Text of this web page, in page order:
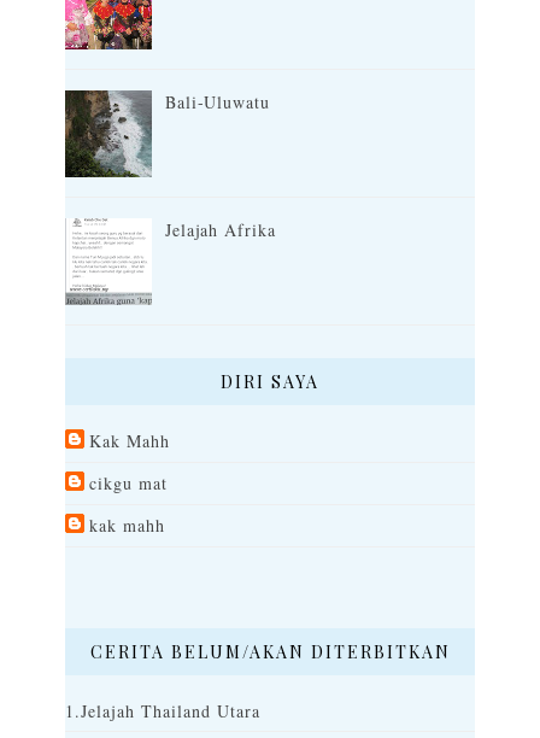
Bali-Uluwatu
Jelajah Afrika
DIRI SAYA
Kak Mahh
cikgu mat
kak mahh
CERITA BELUM/AKAN DITERBITKAN
1.Jelajah Thailand Utara